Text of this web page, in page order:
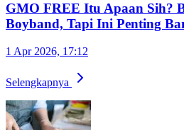
GMO FREE Itu Apaan Sih?
Boyband, Tapi Ini Penting
1 Apr 2026, 17:12
Selengkapnya